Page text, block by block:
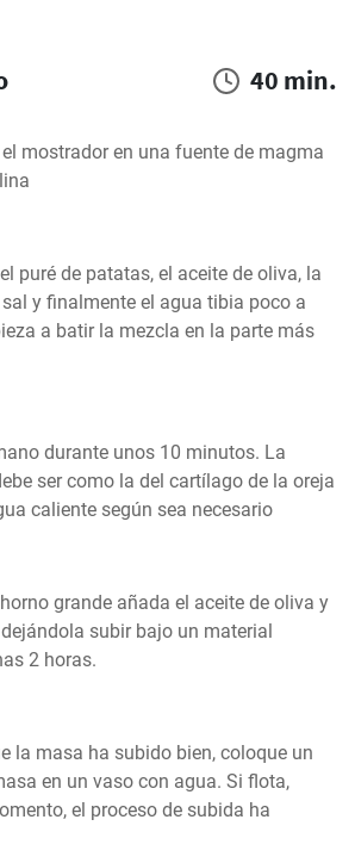
40 min.
mostrador en una fuente de magma
puré de patatas, el aceite de oliva, la
y finalmente el agua tibia poco a
a batir la mezcla en la parte más
durante unos 10 minutos. La
ser como la del cartílago de la oreja
caliente según sea necesario
grande añada el aceite de oliva y
subir bajo un material
2 horas.
la masa ha subido bien, coloque un
en un vaso con agua. Si flota,
el proceso de subida ha